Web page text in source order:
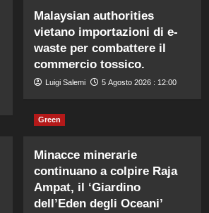
Malaysian authorities
vietano importazioni di e-
waste per combattere il
commercio tossico.
Luigi Salemi 5 Agosto 2026 : 12:00
Green
Minacce minerarie
continuano a colpire Raja
Ampat, il ‘Giardino
dell’Eden degli Oceani’